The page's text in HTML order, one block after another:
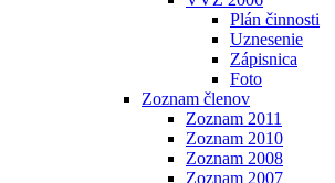
Plán činnosti
Uznesenie
Zápisnica
Foto
Zoznam členov
Zoznam 2011
Zoznam 2010
Zoznam 2008
Zoznam 2007